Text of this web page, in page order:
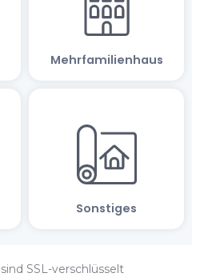
SSL-verschlüsselt